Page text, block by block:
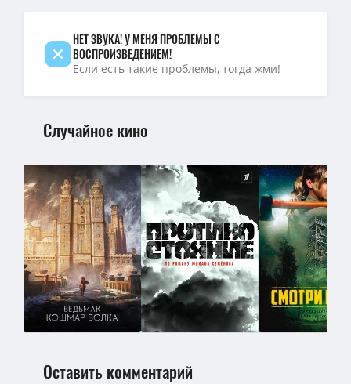
НЕТ ЗВУКА! У МЕНЯ ПРОБЛЕМЫ С
ВОСПРОИЗВЕДЕНИЕМ!
Если есть такие проблемы, тогда жми!
Случайное кино
Оставить комментарий